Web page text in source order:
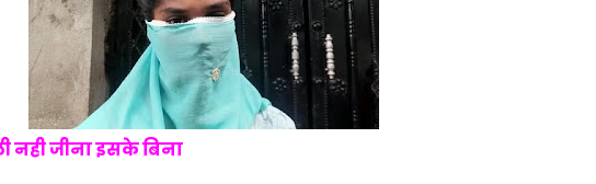
नही जीना इसके बिना